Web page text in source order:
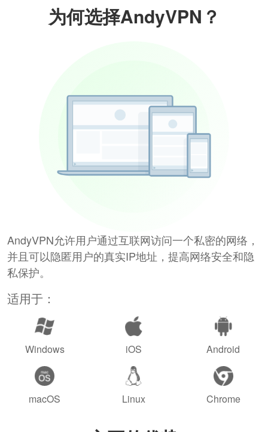
为何选择AndyVPN？
AndyVPN允许用户通过互联网访问一个私密的网络，
并且可以隐匿用户的真实IP地址，提高网络安全和隐
私保护。
适用于：
Windows iOS Android
macOS Linux Chrome